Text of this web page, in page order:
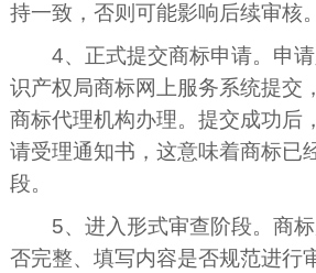
持一致，否则可能影响后续审核。
4、正式提交商标申请。申
识产权局商标网上服务系统提交
商标代理机构办理。提交成功后
请受理通知书，这意味着商标已
段。
5、进入形式审查阶段。商
否完整、填写内容是否规范进行